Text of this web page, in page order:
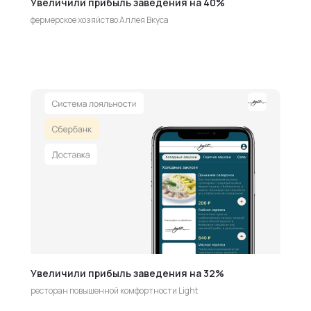
фермерское хозяйство Аллея Вкуса
Увеличили прибыль заведения на 32%
ресторан повышенной комфортности Light